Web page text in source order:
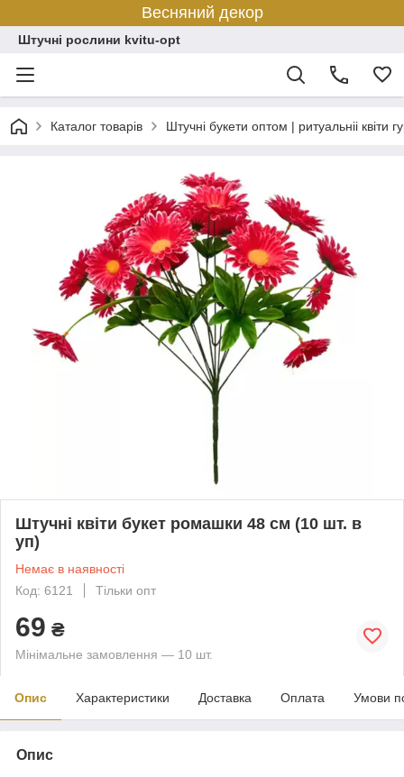
Весняний декор
Штучні рослини kvitu-opt
Каталог товарів Штучні букети оптом | ритуальніі квіти
Штучні квіти букет ромашки 48 см (10 шт. в
уп)
Немає в наявності
Код: 6121
Тільки опт
69 ₴
Мінімальне замовлення — 10 шт.
Опис Характеристики Доставка Оплата Умови
Опис